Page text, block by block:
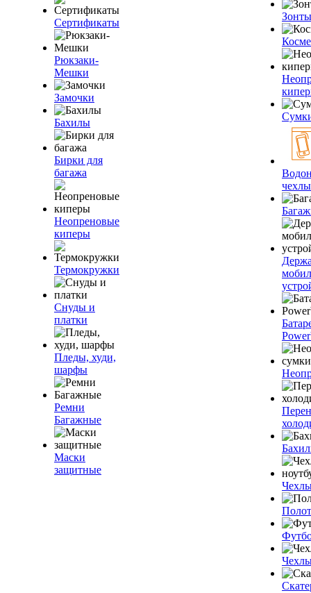
Сертификаты
Рюкзаки-
Мешки
Замочки
Бахилы
Бирки для
багажа
Неопреновые
киперы
Термокружки
Снуды и
платки
Пледы, худи,
шарфы
Ремни
Багажные
Маски
защитные
Зонты